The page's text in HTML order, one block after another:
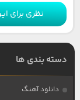
نظری برای
دسته بندی ها
دانلود آهنگ